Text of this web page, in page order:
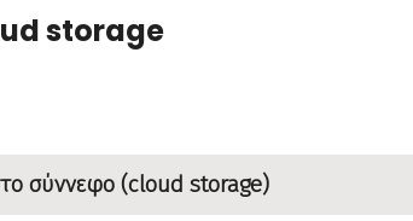
storage
σύννεφο (cloud storage)